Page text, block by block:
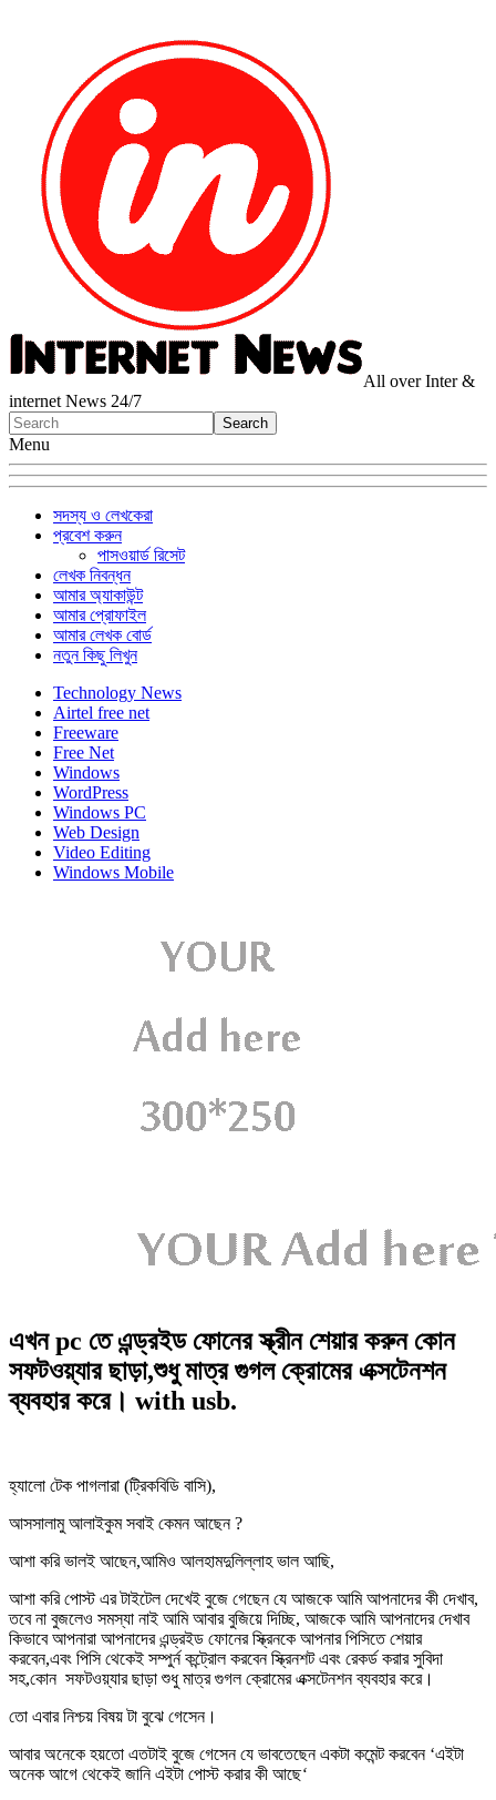
All over Inter &
internet News 24/7
Menu
সদস্য ও লেখকেরা
প্রবেশ করুন
পাসওয়ার্ড রিসেট
লেখক নিবন্ধন
আমার অ্যাকাউন্ট
আমার প্রোফাইল
আমার লেখক বোর্ড
নতুন কিছু লিখুন
Technology News
Airtel free net
Freeware
Free Net
Windows
WordPress
Windows PC
Web Design
Video Editing
Windows Mobile
এখন pc তে এন্ড্রইড ফোনের স্ক্রীন শেয়ার করুন কোন
সফটওয়্যার ছাড়া,শুধু মাত্র গুগল ক্রোমের এক্সটেনশন
ব্যবহার করে। with usb.
হ্যালো টেক পাগলারা (ট্রিকবিডি বাসি),
আসসালামু আলাইকুম সবাই কেমন আছেন ?
আশা করি ভালই আছেন,আমিও আলহামদুলিল্লাহ ভাল আছি,
আশা করি পোস্ট এর টাইটেল দেখেই বুজে গেছেন যে আজকে আমি আপনাদের কী দেখাব,
তবে না বুজলেও সমস্যা নাই আমি আবার বুজিয়ে দিচ্ছি, আজকে আমি আপনাদের দেখাব
কিভাবে আপনারা আপনাদের এন্ড্রইড ফোনের স্ক্রিনকে আপনার পিসিতে শেয়ার
করবেন,এবং পিসি থেকেই সম্পুর্ন কন্ট্রোল করবেন স্ক্রিনশট এবং রেকর্ড করার সুবিদা
সহ,কোন সফটওয়্যার ছাড়া শুধু মাত্র গুগল ক্রোমের এক্সটেনশন ব্যবহার করে।
তো এবার নিশ্চয় বিষয় টা বুঝে গেসেন।
আবার অনেকে হয়তো এতটাই বুজে গেসেন যে ভাবতেছেন একটা কমেন্ট করবেন ‘এইটা
অনেক আগে থেকেই জানি এইটা পোস্ট করার কী আছে‘